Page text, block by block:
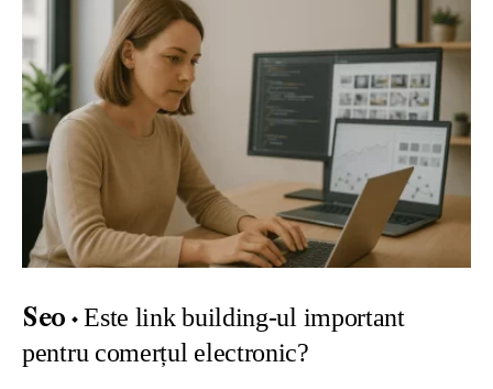
Seo
Este link building-ul important
pentru comerțul electronic?